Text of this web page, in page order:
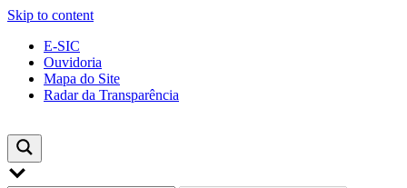
Skip to content
E-SIC
Ouvidoria
Mapa do Site
Radar da Transparência